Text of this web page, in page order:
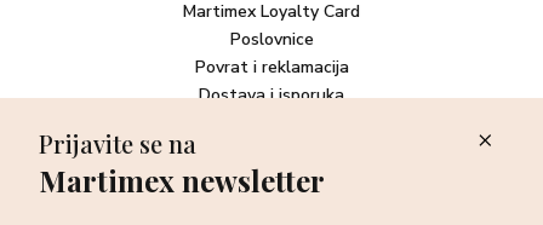
Martimex Loyalty Card
Poslovnice
Povrat i reklamacija
Dostava i isporuka
Newsletter
Prijavite se na
Martimex newsletter